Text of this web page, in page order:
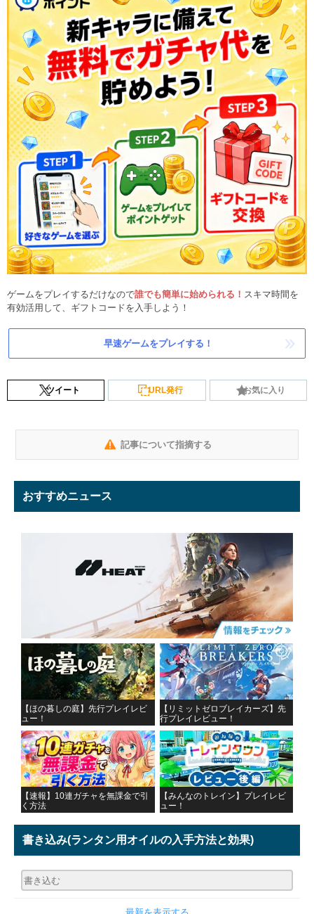
ゲームをプレイするだけなので誰でも簡単に始められる！ スキマ時間を
有効活用して、ギフトコードを入手しよう！
早速ゲームをプレイする！
ツイート URL発行 お気に入り
記事について指摘する
おすすめニュース
【ほの暮しの庭】先行プレイレビ
ュー！
【リミットゼロブレイカーズ】先
行プレイレビュー！
【速報】10連ガチャを無課金で引
く方法
【みんなのトレイン】プレイレビ
ュー！
書き込み(ランタン用オイルの入手方法と効果)